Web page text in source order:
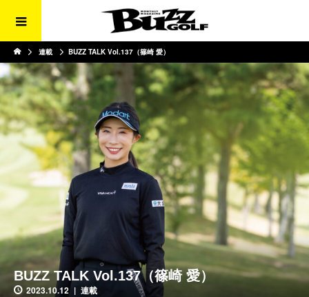
連載 BUZZ TALK Vol.137（篠崎 愛）
BUZZ TALK Vol.137（篠崎 愛）
2023.10.12 連載